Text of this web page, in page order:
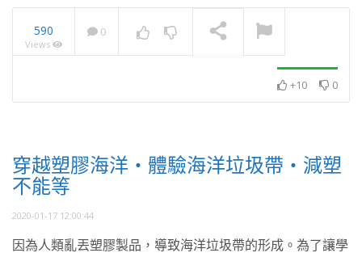
2023南投茶博會 時尚飲哲
590
Views
0
+10 0
穿越塑膠海洋・體驗海洋垃圾帶・減塑
不能等
2020-01-17 12:00:44
因為人類亂丟塑膠製品，導致海洋垃圾帶的形成。為了讓學